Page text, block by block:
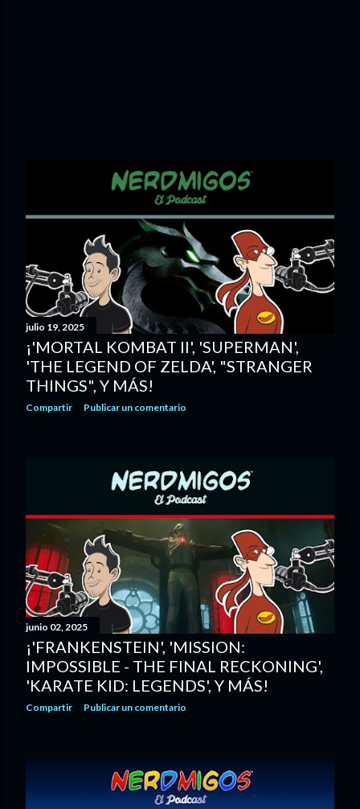
julio 19, 2025
¡'MORTAL KOMBAT II', 'SUPERMAN',
'THE LEGEND OF ZELDA', "STRANGER
THINGS", Y MÁS!
Compartir Publicar un comentario
junio 02, 2025
¡'FRANKENSTEIN', 'MISSION:
IMPOSSIBLE - THE FINAL RECKONING',
'KARATE KID: LEGENDS', Y MÁS!
Compartir Publicar un comentario